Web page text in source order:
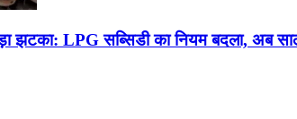
झटका: LPG सब्सिडी का नियम बदला, अब